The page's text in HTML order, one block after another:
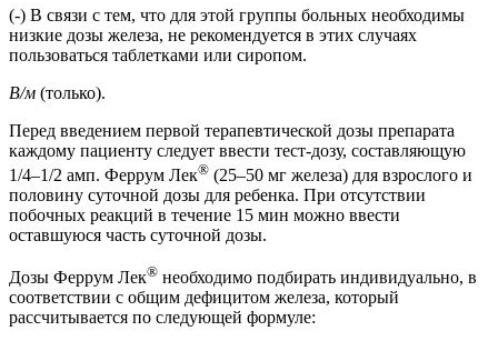
(-) В связи с тем, что для этой группы больных необходимы
низкие дозы железа, не рекомендуется в этих случаях
пользоваться таблетками или сиропом.
В/м (только).
Перед введением первой терапевтической дозы препарата
каждому пациенту следует ввести тест-дозу, составляющую
1/4–1/2 амп. Феррум Лек® (25–50 мг железа) для взрослого и
половину суточной дозы для ребенка. При отсутствии
побочных реакций в течение 15 мин можно ввести
оставшуюся часть суточной дозы.
Дозы Феррум Лек® необходимо подбирать индивидуально, в
соответствии с общим дефицитом железа, который
рассчитывается по следующей формуле: